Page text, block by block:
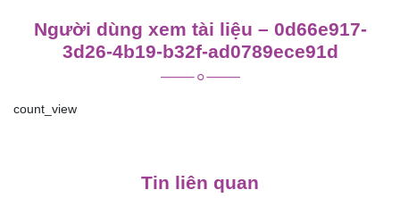
Người dùng xem tài liệu – 0d66e917-
3d26-4b19-b32f-ad0789ece91d
count_view
Tin liên quan